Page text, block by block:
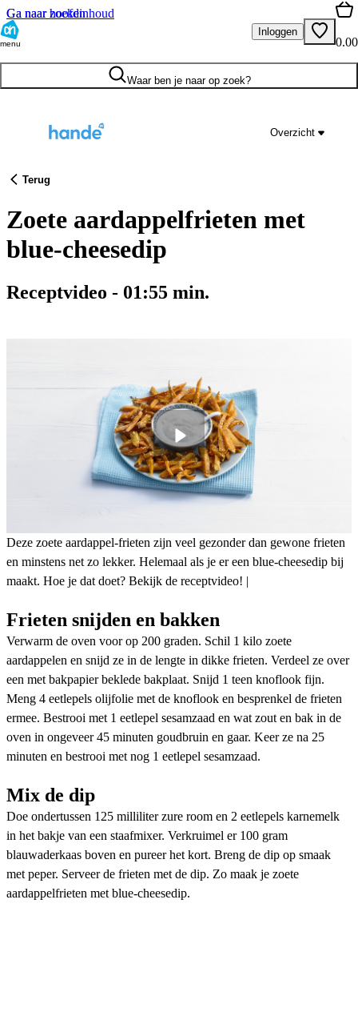
Ga naar hoofdinhoud
Ga naar zoeken
menu
Inloggen
0.00
Waar ben je naar op zoek?
Overzicht
Terug
Zoete aardappelfrieten met
blue-cheesedip
Receptvideo - 01:55 min.
Deze zoete aardappel-frieten zijn veel gezonder dan gewone frieten
en minstens net zo lekker. Helemaal als je er een blue-cheesedip bij
maakt. Hoe je dat doet? Bekijk de receptvideo! |
Frieten snijden en bakken
Verwarm de oven voor op 200 graden. Schil 1 kilo zoete
aardappelen en snijd ze in de lengte in dikke frieten. Verdeel ze over
een met bakpapier beklede bakplaat. Snijd 1 teen knoflook fijn.
Meng 4 eetlepels olijfolie met de knoflook en besprenkel de frieten
ermee. Bestrooi met 1 eetlepel sesamzaad en wat zout en bak in de
oven in ongeveer 45 minuten goudbruin en gaar. Keer ze na 25
minuten en bestrooi met nog 1 eetlepel sesamzaad.
Mix de dip
Doe ondertussen 125 milliliter zure room en 2 eetlepels karnemelk
in het bakje van een staafmixer. Verkruimel er 100 gram
blauwaderkaas boven en pureer het kort. Breng de dip op smaak
met peper. Serveer de frieten met de dip. Zo maak je zoete
aardappelfrieten met blue-cheesedip.